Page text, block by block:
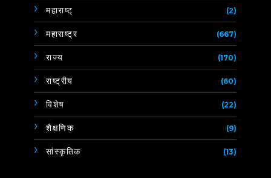
महाराष्ट् (2)
महाराष्ट्र (667)
राज्य (170)
राष्ट्रीय (60)
विशेष (22)
शैक्षणिक (9)
सांस्कृतिक (13)